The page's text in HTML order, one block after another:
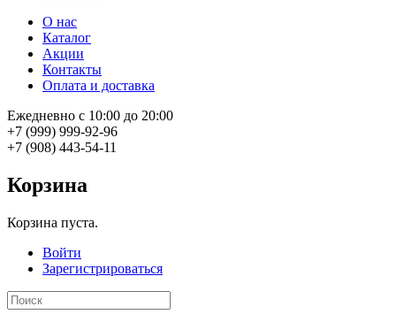
О нас
Каталог
Акции
Контакты
Оплата и доставка
Ежедневно с 10:00 до 20:00
+7 (999) 999-92-96
+7 (908) 443-54-11
Корзина
Корзина пуста.
Войти
Зарегистрироваться